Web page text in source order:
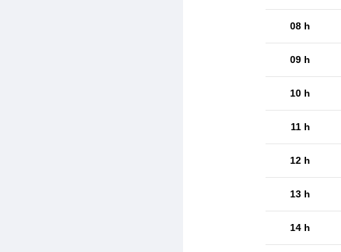
08 h
09 h
10 h
11 h
12 h
13 h
14 h